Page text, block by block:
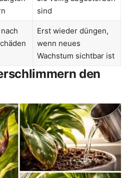
sind
Erst wieder düngen,
wenn neues
Wachstum sichtbar ist
den